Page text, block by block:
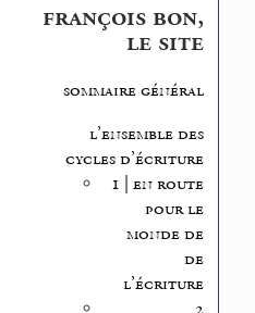
françois bon,
le site
sommaire général
l’ensemble des
cycles d’écriture
1 | en route
pour le
monde de
de
l’écriture